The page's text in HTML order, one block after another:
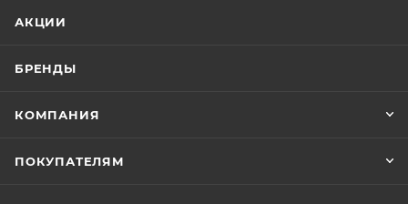
АКЦИИ
БРЕНДЫ
КОМПАНИЯ
ПОКУПАТЕЛЯМ